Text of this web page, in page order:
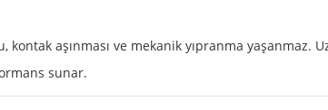
aşınması ve mekanik yıpranma yaşanmaz.
sunar.